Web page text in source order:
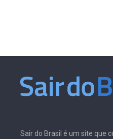
Sair do Brasil é um site que